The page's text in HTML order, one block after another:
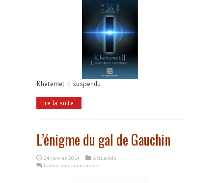
Khetemet II suspendu
Lire la suite...
L’énigme du gal de Gauchin
24 janvier 2014
Actualités
Laisser un commentaire